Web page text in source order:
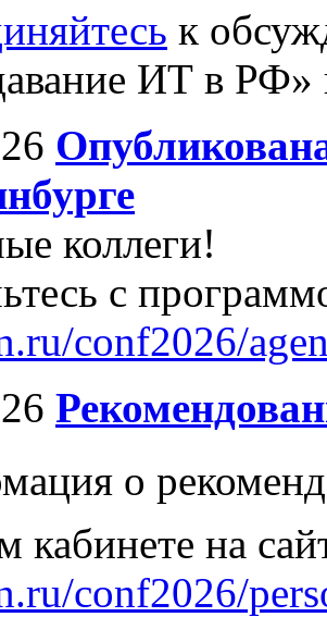
к
ИТ в РФ»
коллеги!
с
conf2026/
о
кабинете на
conf2026/